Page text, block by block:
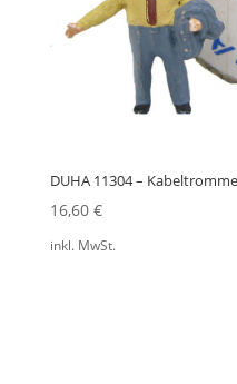
DUHA 11304 –
16,60 €
inkl. MwSt.